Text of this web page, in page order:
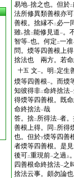
易地一捨之也。但於二
法所修異類善根亦可
善根。捨縁不 二 必一
雖レ捨二能修見道一。
智等一也。何定 二一准
問。煗等四善根上
捨法也 兩方。若命
十五 文一。明 二 定生
煗等四善根一。而煗
知彼得非二命終捨法一
得煗等四善根。既
命終捨法一哉
答。捨二 所得法一者
善根上得。同 二 所得
也。但於下煗等四善
者煗等四善根。是
後可二重現前一之過 上
四善根命終捨法一之
捨法云事。頗勿論也